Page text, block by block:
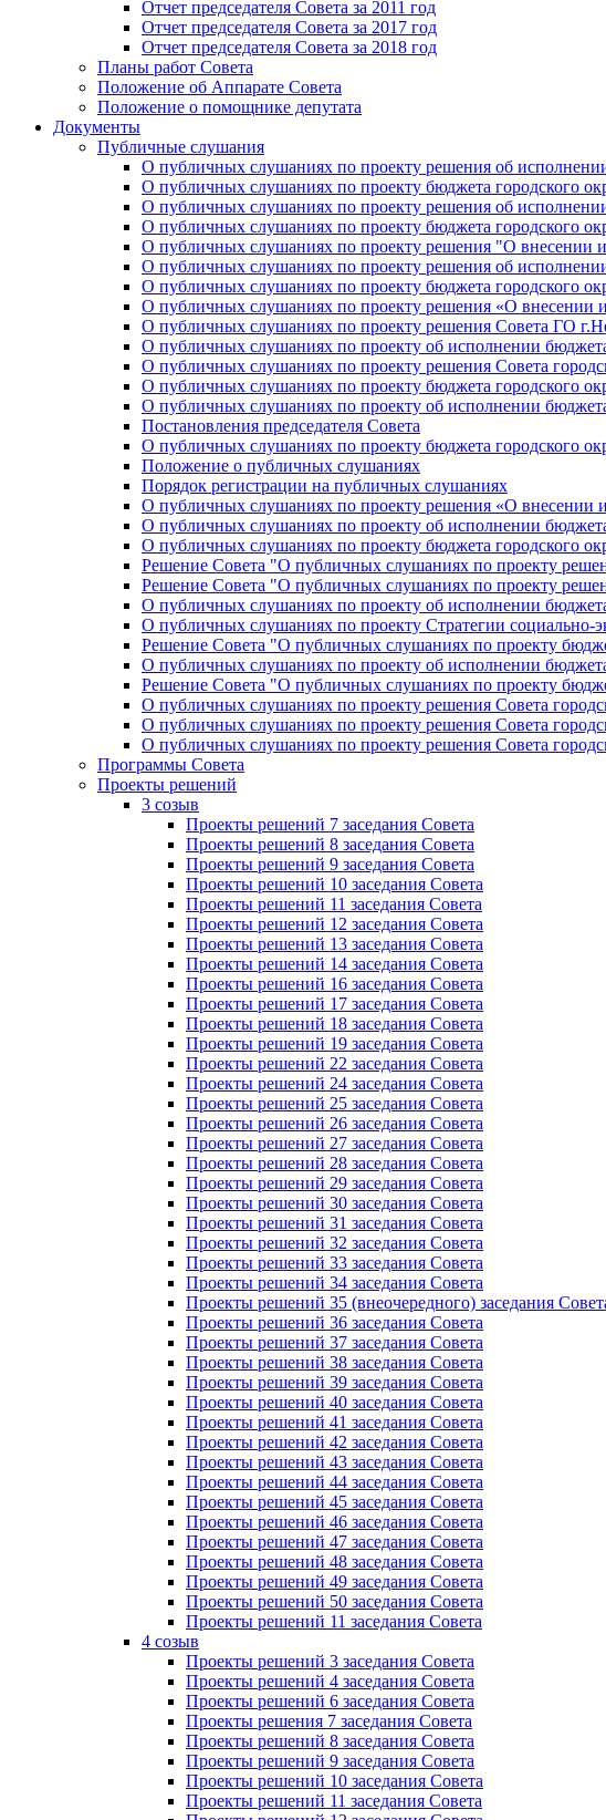
Отчет председателя Совета за 2011 год
Отчет председателя Совета за 2017 год
Отчет председателя Совета за 2018 год
Планы работ Совета
Положение об Аппарате Совета
Положение о помощнике депутата
Документы
Публичные слушания
О публичных слушаниях по проекту решения об
О публичных слушаниях по проекту бюджета городского
О публичных слушаниях по проекту решения об
О публичных слушаниях по проекту бюджета городского
О публичных слушаниях по проекту решения "О внесении
О публичных слушаниях по проекту решения об
О публичных слушаниях по проекту бюджета городского
О публичных слушаниях по проекту решения «О внесении
О публичных слушаниях по проекту решения Совета ГО
О публичных слушаниях по проекту об исполнении
О публичных слушаниях по проекту решения Совета
О публичных слушаниях по проекту бюджета городского
О публичных слушаниях по проекту об исполнении
Постановления председателя Совета
О публичных слушаниях по проекту бюджета городского
Положение о публичных слушаниях
Порядок регистрации на публичных слушаниях
О публичных слушаниях по проекту решения «О внесении
О публичных слушаниях по проекту об исполнении
О публичных слушаниях по проекту бюджета городского
Решение Совета "О публичных слушаниях по проекту
Решение Совета "О публичных слушаниях по проекту
О публичных слушаниях по проекту об исполнении
О публичных слушаниях по проекту Стратегии социально-
Решение Совета "О публичных слушаниях по проекту
О публичных слушаниях по проекту об исполнении
Решение Совета "О публичных слушаниях по проекту
О публичных слушаниях по проекту решения Совета
О публичных слушаниях по проекту решения Совета
О публичных слушаниях по проекту решения Совета
Программы Совета
Проекты решений
3 созыв
Проекты решений 7 заседания Совета
Проекты решений 8 заседания Совета
Проекты решений 9 заседания Совета
Проекты решений 10 заседания Совета
Проекты решений 11 заседания Совета
Проекты решений 12 заседания Совета
Проекты решений 13 заседания Совета
Проекты решений 14 заседания Совета
Проекты решений 16 заседания Совета
Проекты решений 17 заседания Совета
Проекты решений 18 заседания Совета
Проекты решений 19 заседания Совета
Проекты решений 22 заседания Совета
Проекты решений 24 заседания Совета
Проекты решений 25 заседания Совета
Проекты решений 26 заседания Совета
Проекты решений 27 заседания Совета
Проекты решений 28 заседания Совета
Проекты решений 29 заседания Совета
Проекты решений 30 заседания Совета
Проекты решений 31 заседания Совета
Проекты решений 32 заседания Совета
Проекты решений 33 заседания Совета
Проекты решений 34 заседания Совета
Проекты решений 35 (внеочередного) заседания
Проекты решений 36 заседания Совета
Проекты решений 37 заседания Совета
Проекты решений 38 заседания Совета
Проекты решений 39 заседания Совета
Проекты решений 40 заседания Совета
Проекты решений 41 заседания Совета
Проекты решений 42 заседания Совета
Проекты решений 43 заседания Совета
Проекты решений 44 заседания Совета
Проекты решений 45 заседания Совета
Проекты решений 46 заседания Совета
Проекты решений 47 заседания Совета
Проекты решений 48 заседания Совета
Проекты решений 49 заседания Совета
Проекты решений 50 заседания Совета
Проекты решений 11 заседания Совета
4 созыв
Проекты решений 3 заседания Совета
Проекты решений 4 заседания Совета
Проекты решений 6 заседания Совета
Проекты решения 7 заседания Совета
Проекты решений 8 заседания Совета
Проекты решений 9 заседания Совета
Проекты решений 10 заседания Совета
Проекты решений 11 заседания Совета